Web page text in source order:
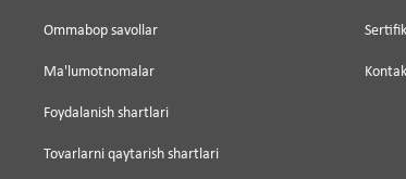
Ommabop savollar
Ma'lumotnomalar
Foydalanish shartlari
Tovarlarni qaytarish shartlari